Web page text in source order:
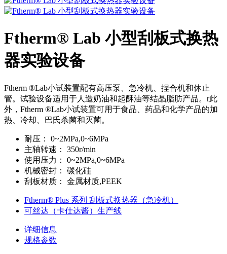
Ftherm® Lab 小型刮板式换热
器实验设备
Ftherm ®Lab小试装置配有高压泵、急冷机、捏合机和休止
管。试验设备适用于人造奶油和起酥油等结晶脂肪产品。r此
外，Ftherm ®Lab小试装置可用于食品、药品和化学产品的加
热、冷却、巴氏杀菌和灭菌。
耐压：
0~2MPa,0~6MPa
主轴转速：
350r/min
使用压力：
0~2MPa,0~6MPa
机械密封：
碳化硅
刮板材质：
金属材质,PEEK
Ftherm® Plus 系列 刮板式换热器（急冷机）
可丝达（卡仕达酱）生产线
详细信息
规格参数